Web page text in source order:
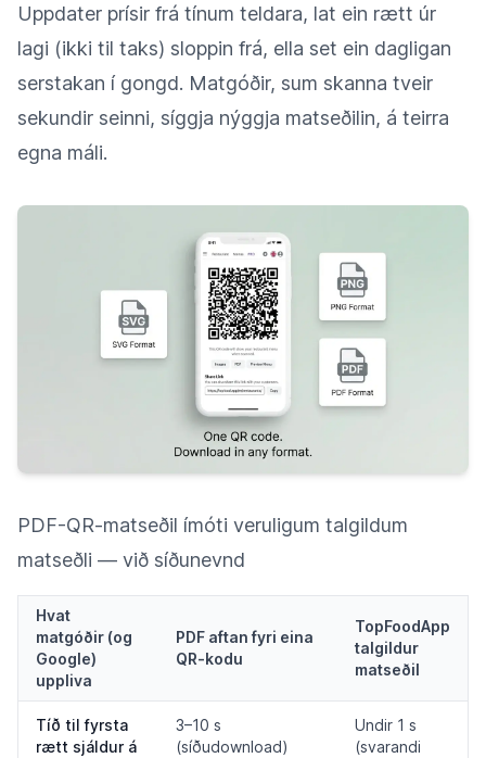
Uppdater prísir frá tínum teldara, lat ein rætt úr
lagi (ikki til taks) sloppin frá, ella set ein dagligan
serstakan í gongd. Matgóðir, sum skanna tveir
sekundir seinni, síggja nýggja matseðilin, á teirra
egna máli.
PDF-QR-matseðil ímóti veruligum talgildum
matseðli — við síðunevnd
Hvat
matgóðir (og
Google)
uppliva
PDF aftan fyri eina
QR-kodu
TopFoodApp
talgildur
matseðil
Tíð til fyrsta
rætt sjáldur á
3–10 s
(síðudownload)
Undir 1 s
(svarandi